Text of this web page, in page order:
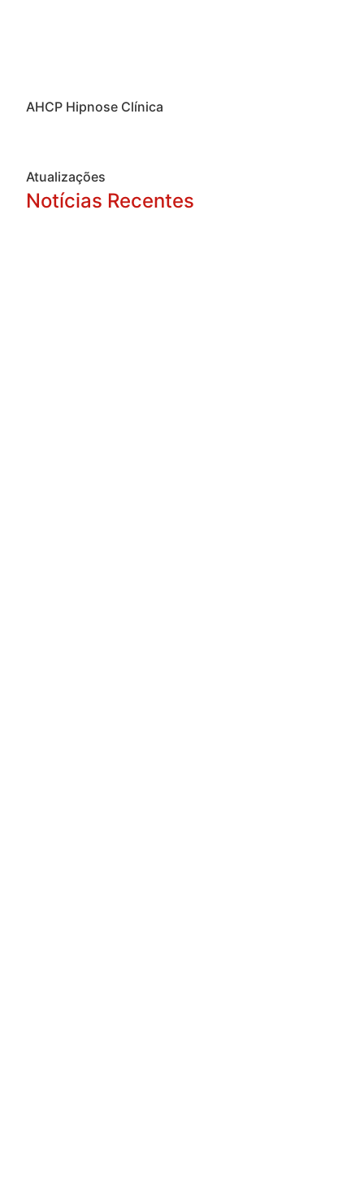
AHCP Hipnose Clínica
Atualizações
Notícias Recentes